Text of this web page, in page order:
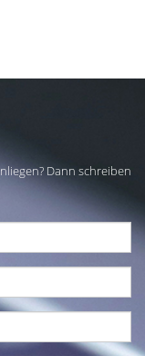
Dann schreiben